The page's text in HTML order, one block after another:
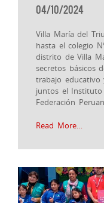
04/10/2024
Villa María del
hasta el colegio
distrito de Villa
secretos básicos
trabajo educativo
juntos el
Federación
Read More…